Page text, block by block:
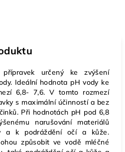
určený ke zvýšení
Ideální hodnota pH vody ke
6,8- 7,6. V tomto rozmezí
s maximální účinností a bez
Při hodnotách pH pod 6,8
narušování materiálů
a k podráždění očí a kůže.
způsobit ve vodě mléčné